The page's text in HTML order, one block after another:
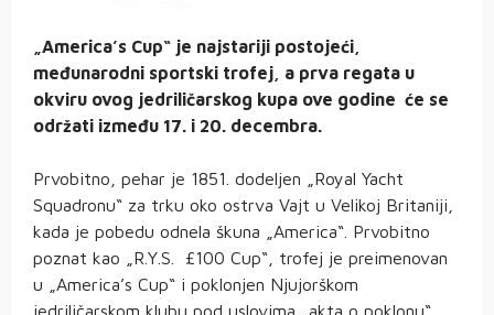
„America’s Cup“ je najstariji postojeći,
međunarodni sportski trofej, a prva regata u
okviru ovog jedriličarskog kupa ove godine će se
održati između 17. i 20. decembra.
Prvobitno, pehar je 1851. dodeljen „Royal Yacht
Squadronu“ za trku oko ostrva Vajt u Velikoj Britaniji,
kada je pobedu odnela škuna „America“. Prvobitno
poznat kao „R.Y.S. £100 Cup“, trofej je preimenovan
u „America’s Cup“ i poklonjen Njujorškom
jedriličarskom klubu pod uslovima „akta o poklonu“